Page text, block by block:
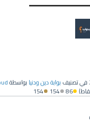
في تصنيف بوابة دين ودنيا بواسطة
86
154
154